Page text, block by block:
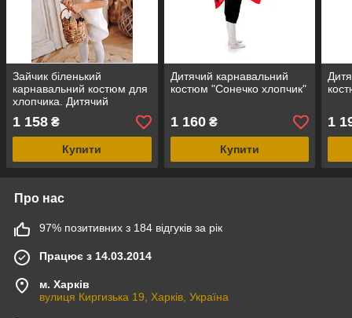
Зайчик біленький
карнавальний костюм для
хлопчика. Дитячий
карнавальний костюм
Зайчик
1 158 ₴
Купити
Дитячий карнавальний
костюм "Сонечко хлопчик"
1 160₴
Купити
1
Про нас
97% позитивних з 184 відгуків за рік
Працює з 14.03.2014
м. Харків
вулиця Киргизька 19, Харків, Україна